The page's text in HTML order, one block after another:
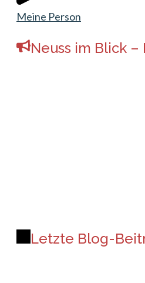
Meine Person
Neuss im Blick
Letzte Blog-